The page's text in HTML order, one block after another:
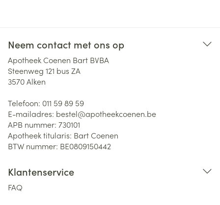
Neem contact met ons op
Apotheek Coenen Bart BVBA
Steenweg 121 bus ZA
3570Alken
Telefoon: 011 59 89 59
E-mailadres: bestel@apotheekcoenen.be
APB nummer: 730101
Apotheek titularis: Bart Coenen
BTW nummer: BE0809150442
Klantenservice
FAQ